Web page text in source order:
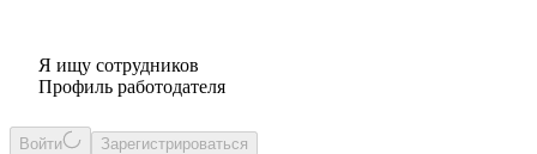
Я ищу сотрудников
Профиль работодателя
Войти Зарегистрироваться